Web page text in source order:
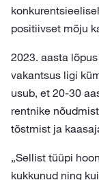
positiivset mõju
2023. aasta
vakantsus ligi
usub, et 20-30
rentnike
tõstmist ja
„Sellist tüüpi
kukkunud ning